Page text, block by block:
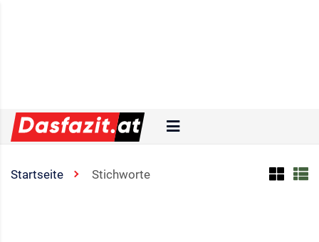
Startseite Stichworte